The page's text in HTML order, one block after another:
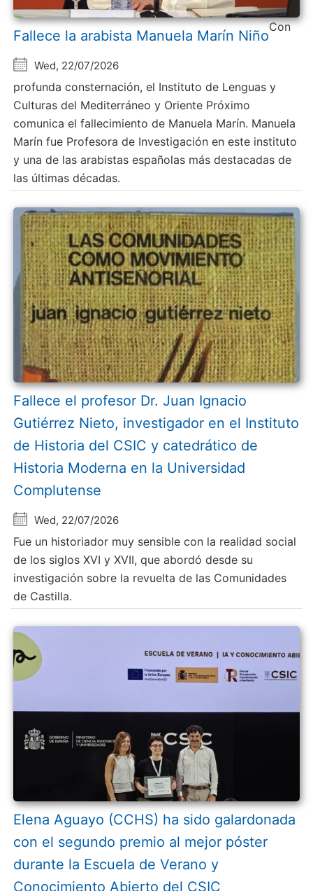
Fallece la arabista Manuela Marín Niño
Wed, 22/07/2026
Con
profunda consternación, el Instituto de Lenguas y
Culturas del Mediterráneo y Oriente Próximo
comunica el fallecimiento de Manuela Marín. Manuela
Marín fue Profesora de Investigación en este instituto
y una de las arabistas españolas más destacadas de
las últimas décadas.
Fallece el profesor Dr. Juan Ignacio
Gutiérrez Nieto, investigador en el Instituto
de Historia del CSIC y catedrático de
Historia Moderna en la Universidad
Complutense
Wed, 22/07/2026
Fue un historiador muy sensible con la realidad social
de los siglos XVI y XVII, que abordó desde su
investigación sobre la revuelta de las Comunidades
de Castilla.
Elena Aguayo (CCHS) ha sido galardonada
con el segundo premio al mejor póster
durante la Escuela de Verano y
Conocimiento Abierto del CSIC